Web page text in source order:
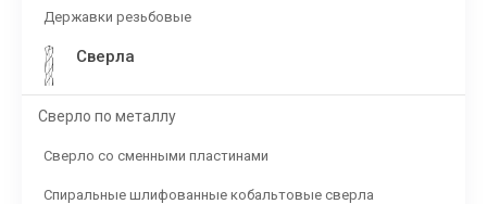
Державки резьбовые
Сверла
Сверло по металлу
Сверло со сменными пластинами
Спиральные шлифованные кобальтовые сверла